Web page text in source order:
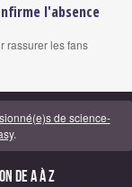
l'absence
rassurer les fans
de science-
.
de A à Z